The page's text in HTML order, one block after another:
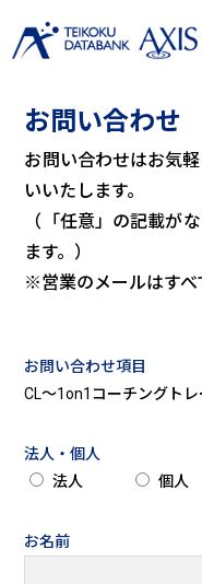
お問い合わせ
お問い合わせはお気
いいたします。
（「任意」の記載が
ます。）
※営業のメールはすべ
お問い合わせ項目
CL～1on1コーチングト
法人・個人
法人
個人
お名前